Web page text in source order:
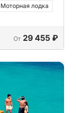
с городом.
Моторная лодка
От 29 455 ₽